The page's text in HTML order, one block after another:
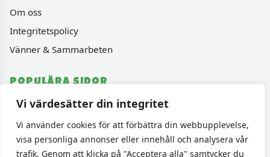
Vi värdesätter din integritet
Vi använder cookies för att förbättra din webbupplevelse,
visa personliga annonser eller innehåll och analysera vår
trafik. Genom att klicka på "Acceptera alla" samtycker du
Om oss
Integritetspolicy
Vänner & Sammarbeten
Populära sidor
Varumärken
Fyndhörnan
1000 bitars pussel